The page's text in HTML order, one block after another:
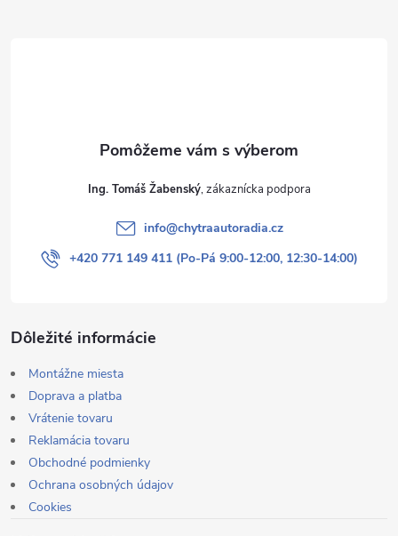
Ing. Tomáš Žabenský
info@chytraautoradia.cz
+420 771 149 411 (Po-Pá 9:00-12:00, 12:30-14:00)
Dôležité informácie
Montážne miesta
Doprava a platba
Vrátenie tovaru
Reklamácia tovaru
Obchodné podmienky
Ochrana osobných údajov
Cookies